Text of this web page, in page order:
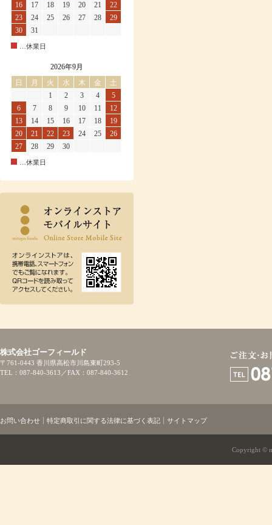
16
17 18 19 20 21
22
23
24 25 26 27 28
29
30
31
…休業日
2026年9月
日
月 火 水 木 金
土
1
2 3 4
5
6
7 8 9 10 11
12
13
14 15 16 17 18
19
20
21 22 23 24 25
26
27
28 29 30
…休業日
株式会社ゴーフィールド
〒761-0443 香川県高松市川島東町293-5
TEL：087-840-3613／FAX：087-840-3612
お問い合わせ 特定商取引に関する法律に基づく表記 サイトマップ
Copyright ©